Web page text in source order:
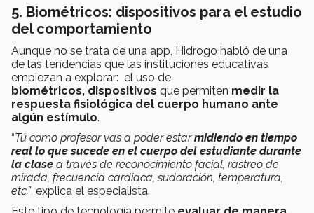
5. Biométricos: dispositivos para el estudio
del comportamiento
Aunque no se trata de una app, Hidrogo habló de una
de las tendencias que las instituciones educativas
empiezan a explorar: el uso de
biométricos, dispositivos que permiten medir la
respuesta fisiológica del cuerpo humano ante
algún estímulo.
“Tú como profesor vas a poder estarmidiendo en tiempo
real lo que sucede en el cuerpo del estudiante durante
la clase a través de reconocimiento facial, rastreo de
mirada, frecuencia cardiaca, sudoración, temperatura,
etc.”, explica el especialista.